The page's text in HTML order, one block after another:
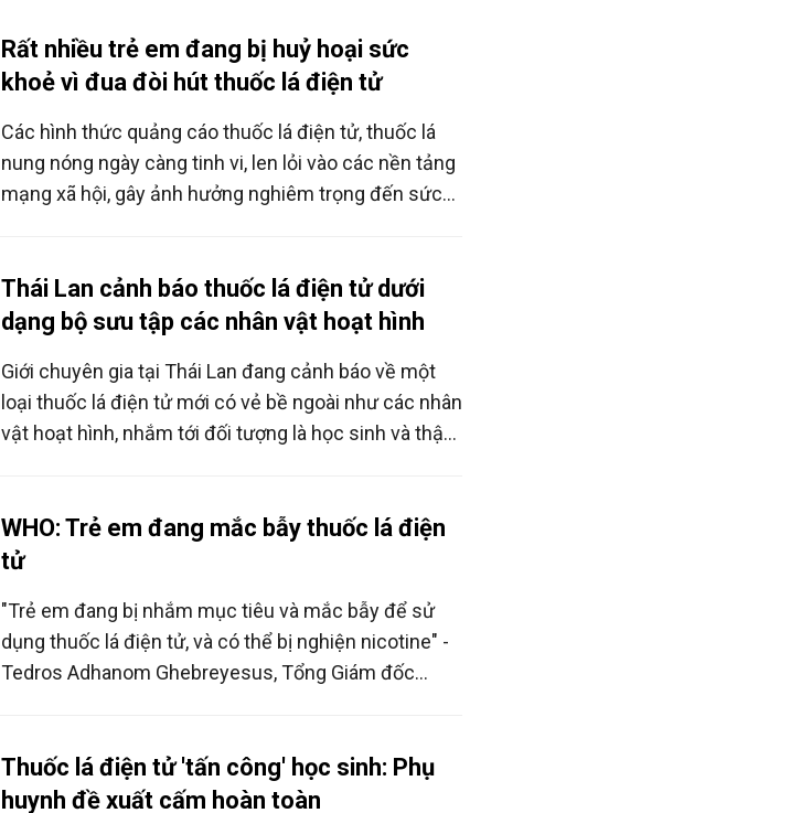
phức tạp và khó kiểm soát hơn.
Rất nhiều trẻ em đang bị huỷ hoại sức
khoẻ vì đua đòi hút thuốc lá điện tử
Các hình thức quảng cáo thuốc lá điện tử, thuốc lá
nung nóng ngày càng tinh vi, len lỏi vào các nền tảng
mạng xã hội, gây ảnh hưởng nghiêm trọng đến sức
Thái Lan cảnh báo thuốc lá điện tử dưới
dạng bộ sưu tập các nhân vật hoạt hình
Giới chuyên gia tại Thái Lan đang cảnh báo về một
loại thuốc lá điện tử mới có vẻ bề ngoài như các nhân
vật hoạt hình, nhắm tới đối tượng là học sinh và thậm
WHO: Trẻ em đang mắc bẫy thuốc lá điện
tử
"Trẻ em đang bị nhắm mục tiêu và mắc bẫy để sử
dụng thuốc lá điện tử, và có thể bị nghiện nicotine" -
Tedros Adhanom Ghebreyesus, Tổng Giám đốc
Thuốc lá điện tử 'tấn công' học sinh: Phụ
huynh đề xuất cấm hoàn toàn